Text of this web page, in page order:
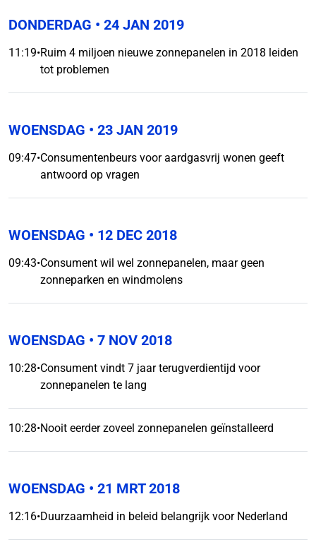
DONDERDAG • 24 JAN 2019
11:19•Ruim 4 miljoen nieuwe zonnepanelen in 2018 leiden
tot problemen
WOENSDAG • 23 JAN 2019
09:47•Consumentenbeurs voor aardgasvrij wonen geeft
antwoord op vragen
WOENSDAG • 12 DEC 2018
09:43•Consument wil wel zonnepanelen, maar geen
zonneparken en windmolens
WOENSDAG • 7 NOV 2018
10:28•Consument vindt 7 jaar terugverdientijd voor
zonnepanelen te lang
10:28•Nooit eerder zoveel zonnepanelen geïnstalleerd
WOENSDAG • 21 MRT 2018
12:16•Duurzaamheid in beleid belangrijk voor Nederland